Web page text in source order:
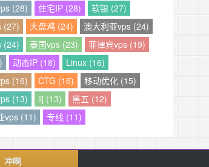
(28)
住宅IP (28)
软银 (27)
(27)
大盘鸡 (24)
澳大利亚vps (24)
(24)
泰国vps (23)
菲律宾vps (19)
动态IP (18)
Linux (16)
(16)
CTG (16)
移动优化 (15)
(13)
iij (13)
黑五 (12)
vps (11)
专线 (11)
冲啊